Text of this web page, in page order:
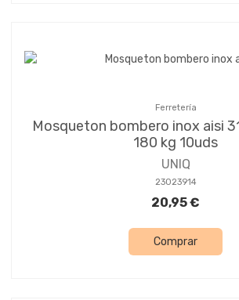
Ferretería
Mosqueton bombero inox aisi
180 kg 10uds
UNIQ
23023914
20,95 €
Comprar